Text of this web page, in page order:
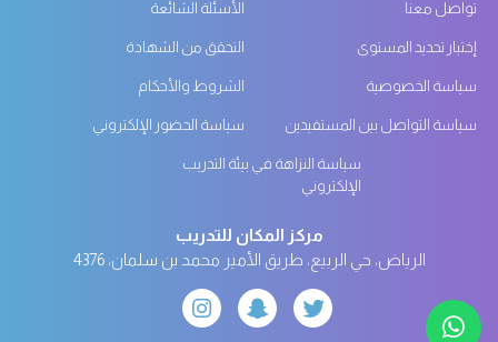
تواصل معنا الأسئلة الشائعة
إختبار تحديد المستوى التحقق من الشهادة
سياسة الخصوصية الشروط والأحكام
سياسة التواصل بين المستفيدين سياسة الحضور الإلكتروني
سياسة النزاهة في بيئة التدريب
الإلكتروني
مركز المكان للتدريب
الرياض، حي الربيع، طريق الأمير محمد بن سلمان، 4376